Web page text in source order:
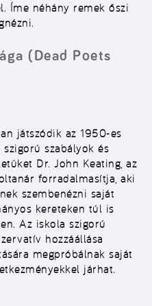
Íme néhány remek őszi
(Dead Poets
játszódik az 1950-es
szabályok és
Dr. John Keating, az
forradalmasítja, aki
szembenézni saját
kereteken túl is
Az iskola szigorú
hozzáállása
megpróbálnak saját
járhat.